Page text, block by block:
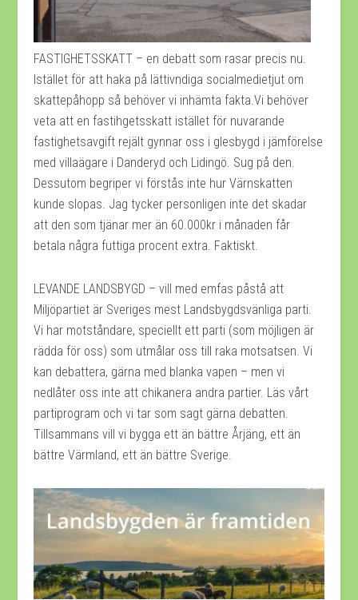
FASTIGHETSSKATT – en debatt som rasar precis nu.
Istället för att haka på lättivndiga socialmedietjut om
skattepåhopp så behöver vi inhämta fakta.Vi behöver
veta att en fastihgetsskatt istället för nuvarande
fastighetsavgift rejält gynnar oss i glesbygd i jämförelse
med villaägare i Danderyd och Lidingö. Sug på den.
Dessutom begriper vi förstås inte hur Värnskatten
kunde slopas. Jag tycker personligen inte det skadar
att den som tjänar mer än 60.000kr i månaden får
betala några futtiga procent extra. Faktiskt.
LEVANDE LANDSBYGD – vill med emfas påstå att
Miljöpartiet är Sveriges mest Landsbygdsvänliga parti.
Vi har motståndare, speciellt ett parti (som möjligen är
rädda för oss) som utmålar oss till raka motsatsen. Vi
kan debattera, gärna med blanka vapen – men vi
nedlåter oss inte att chikanera andra partier. Läs vårt
partiprogram och vi tar som sagt gärna debatten.
Tillsammans vill vi bygga ett än bättre Årjäng, ett än
bättre Värmland, ett än bättre Sverige.